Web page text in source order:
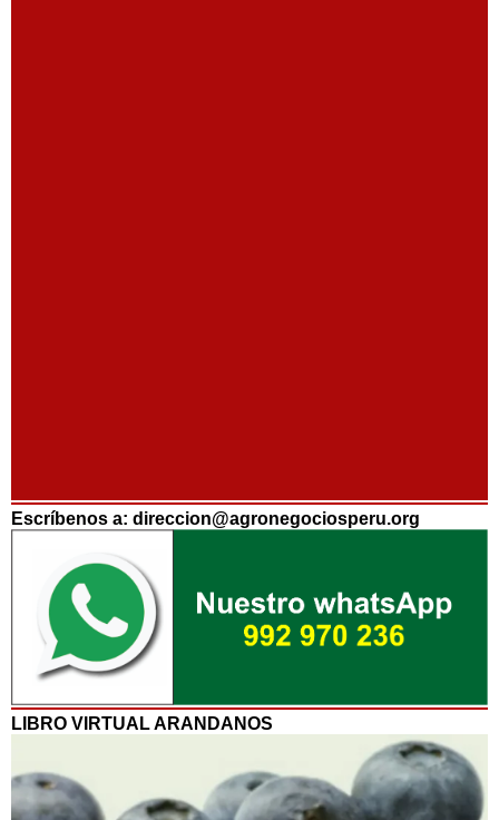
Escríbenos a: direccion@agronegociosperu.org
LIBRO VIRTUAL ARANDANOS